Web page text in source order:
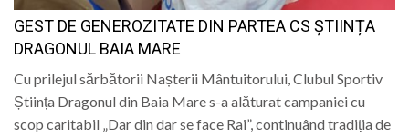
GEST DE GENEROZITATE DIN PARTEA CS ȘTIINȚA
DRAGONUL BAIA MARE
Cu prilejul sărbătorii Nașterii Mântuitorului, Clubul Sportiv
Știința Dragonul din Baia Mare s-a alăturat campaniei cu
scop caritabil „Dar din dar se face Rai”, continuând tradiția de